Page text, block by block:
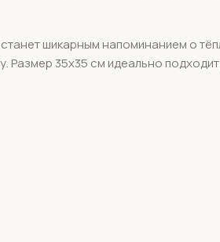
шикарным напоминанием о
35х35 см идеально